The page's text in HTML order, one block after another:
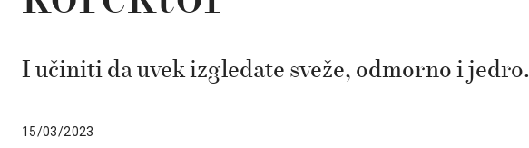
I učiniti da uvek izgledate sveže, odmorno i jedro.
15/03/2023